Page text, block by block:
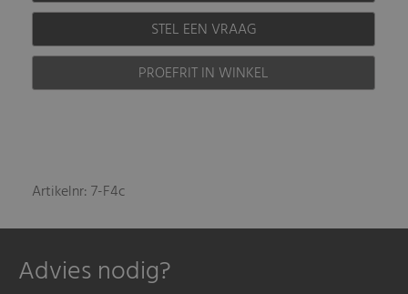
STEL EEN VRAAG
PROEFRIT IN WINKEL
Artikelnr: 7-F4c
Advies nodig?